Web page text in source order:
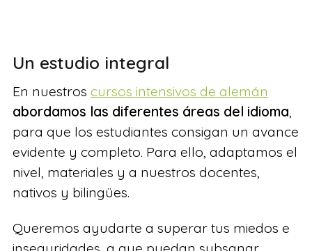
Un estudio integral
En nuestros cursos intensivos de alemán
abordamos las diferentes áreas del idioma,
para que los estudiantes consigan un avance
evidente y completo. Para ello, adaptamos el
nivel, materiales y a nuestros docentes,
nativos y bilingües.
Queremos ayudarte a superar tus miedos e